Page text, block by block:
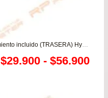
PROMO RP – Maza rueda con rodamiento incluido (TRASERA) Hyundai Accent 97-99 – Prime – Elantra
$29.900 - $56.900